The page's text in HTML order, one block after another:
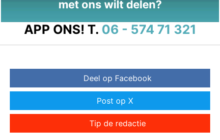
met ons wilt delen?
APP ONS! T. 06 - 574 71 321
Deel op Facebook
Post op X
Tip de redactie